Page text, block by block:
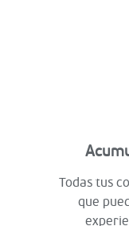
Todas tus
que